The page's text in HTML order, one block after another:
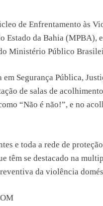
de Enfrentamento às
da Bahia (MPBA),
Ministério Público
Segurança Pública,
de salas de
“Não é não!”, e no
e toda a rede de
têm se destacado na
da violência